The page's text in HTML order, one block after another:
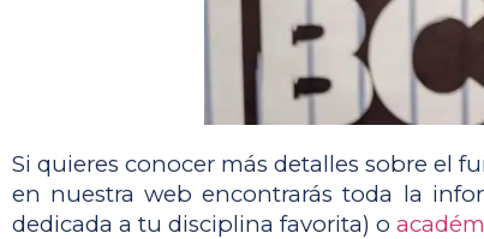
Si quieres conocer más detalles sobre el
en nuestra web encontrarás toda la
dedicada a tu disciplina favorita) o